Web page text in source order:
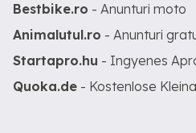
Bestbike.ro - Anunturi moto
Animalutul.ro - Anunturi
Startapro.hu - Ingyenes
Quoka.de - Kostenlose